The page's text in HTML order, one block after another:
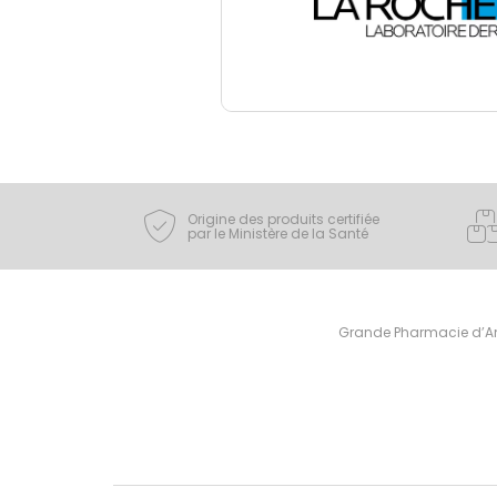
Origine des produits certifiée
par le Ministère de la Santé
Grande Pharmacie